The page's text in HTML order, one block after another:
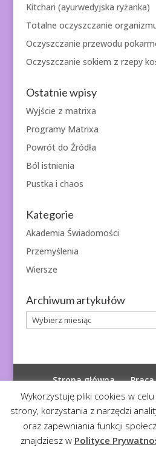
Kitchari (ayurwedyjska ryżanka)
Totalne oczyszczanie
Oczyszczanie przewodu
Oczyszczanie sokiem z rzepy
Ostatnie wpisy
Wyjście z matrixa
Programy Matrixa
Powrót do Źródła
Ból istnienia
Pustka i chaos
Kategorie
Akademia Świadomości
Przemyślenia
Wiersze
Archiwum artykułów
Archiwum
artykułów
Strona główna
Polityka
© 2026 Diagnoza Duszy|
Wykorzystuję pliki cookies w celu
strony, korzystania z narzędzi
oraz zapewniania funkcji
znajdziesz w Polityce